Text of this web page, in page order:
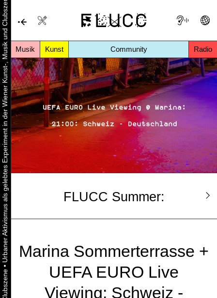
Musik Kunst Community Radio
•
Urbaner Aktivismus als gelebtes Experiment in der Wiener Kunst-, Musik und Clubszene FLUCC Summer:
Marina Sommerterrasse +
UEFA EURO Live
Viewing: Schweiz -